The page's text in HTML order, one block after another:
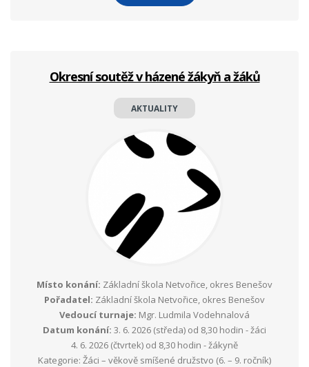
Okresní soutěž v házené žákyň a žáků
AKTUALITY
Místo konání: Základní škola Netvořice, okres Benešov
Pořadatel: Základní škola Netvořice, okres Benešov
Vedoucí turnaje: Mgr. Ludmila Vodehnalová
Datum konání: 3. 6. 2026 (středa) od 8,30 hodin - žáci
4. 6. 2026 (čtvrtek) od 8,30 hodin - žákyně
Kategorie: Žáci – věkově smíšené družstvo (6. – 9. ročník)